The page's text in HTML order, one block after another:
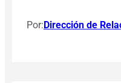
Por:Dirección de